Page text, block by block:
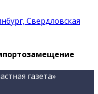
Свердловская
газета»